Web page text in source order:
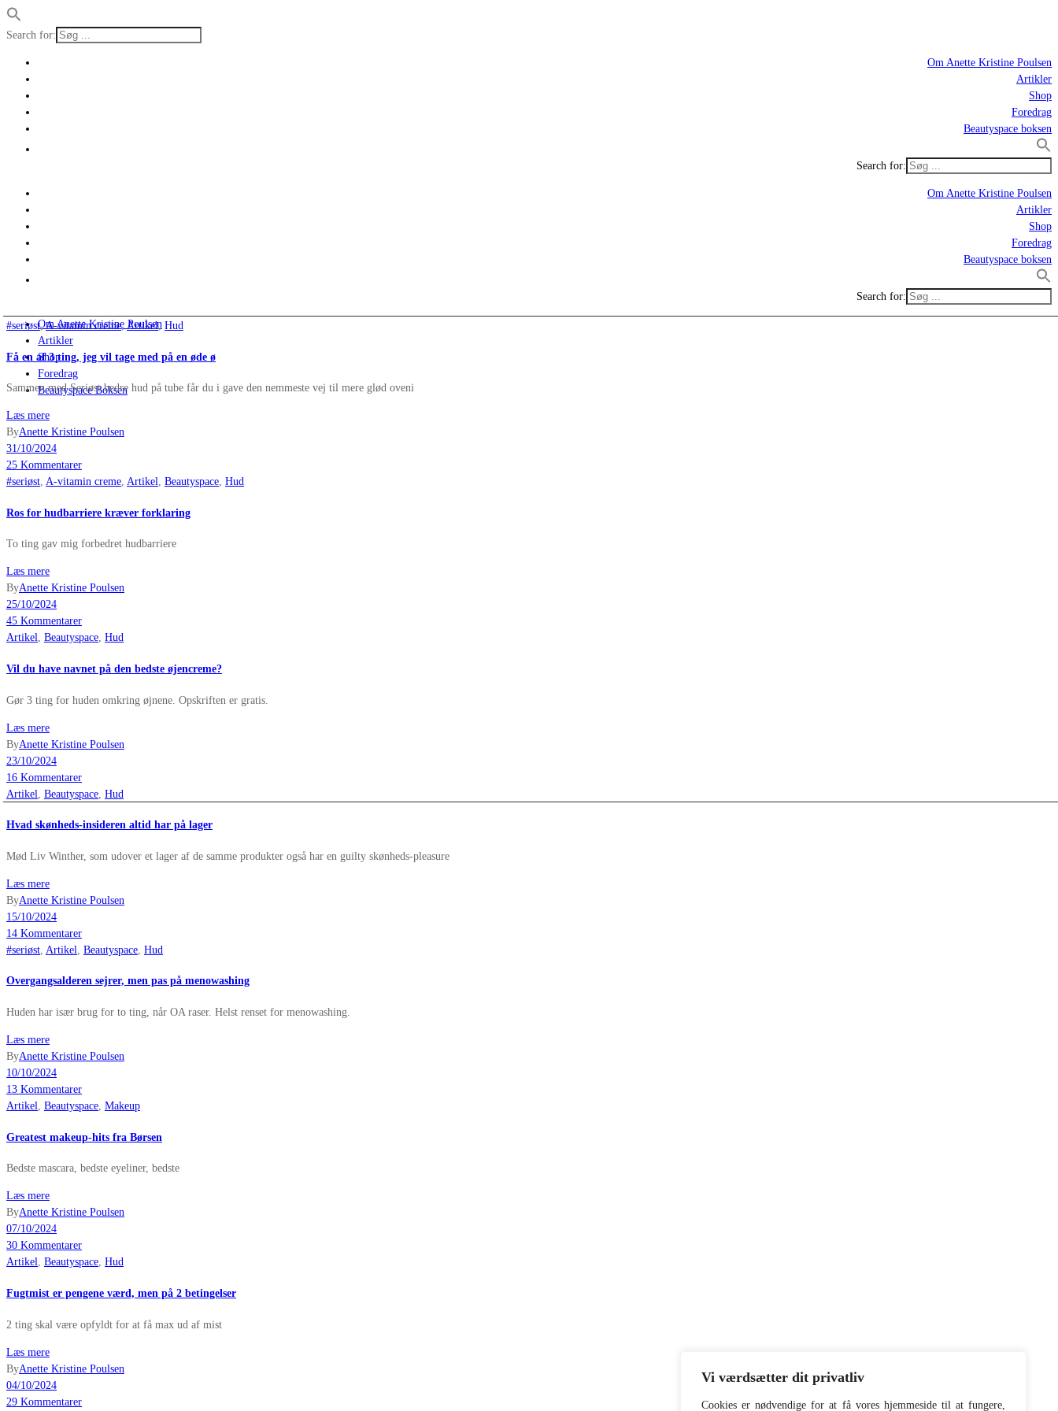
Vi værdsætter dit privatliv
Cookies er nødvendige for at få vores hjemmeside til at fungere,
Search for:
Om Anette Kristine Poulsen
Artikler
Shop
Foredrag
Beautyspace boksen
Search for:
Om Anette Kristine Poulsen
Artikler
Shop
Foredrag
Beautyspace boksen
Search for:
Om Anette Kristine Poulsen
Artikler
Shop
Foredrag
Beautyspace Boksen
#seriøst,A-vitamin creme,Artikel, Hud
Få en af 3 ting, jeg vil tage med på en øde ø
Sammen med Seriøst bedre hud på tube får du i gave den nemmeste vej til mere glød oveni
Læs mere
ByAnette Kristine Poulsen
31/10/2024
25 Kommentarer
#seriøst, A-vitamin creme, Artikel, Beautyspace, Hud
Ros for hudbarriere kræver forklaring
To ting gav mig forbedret hudbarriere
Læs mere
ByAnette Kristine Poulsen
25/10/2024
45 Kommentarer
Artikel, Beautyspace, Hud
Vil du have navnet på den bedste øjencreme?
Gør 3 ting for huden omkring øjnene. Opskriften er gratis.
Læs mere
ByAnette Kristine Poulsen
23/10/2024
16 Kommentarer
Artikel Beautyspace Hud
Hvad skønheds-insideren altid har på lager
Mød Liv Winther, som udover et lager af de samme produkter også har en guilty skønheds-pleasure
Læs mere
ByAnette Kristine Poulsen
15/10/2024
14 Kommentarer
#seriøst Artikel Beautyspace Hud
Overgangsalderen sejrer, men pas på menowashing
Huden har især brug for to ting, når OA raser. Helst renset for menowashing.
Læs mere
ByAnette Kristine Poulsen
10/10/2024
13 Kommentarer
Artikel, Beautyspace, Makeup
Greatest makeup-hits fra Børsen
Bedste mascara, bedste eyeliner, bedste
Læs mere
ByAnette Kristine Poulsen
07/10/2024
30 Kommentarer
Artikel, Beautyspace, Hud
Fugtmist er pengene værd, men på 2 betingelser
2 ting skal være opfyldt for at få max ud af mist
Læs mere
ByAnette Kristine Poulsen
04/10/2024
29 Kommentarer